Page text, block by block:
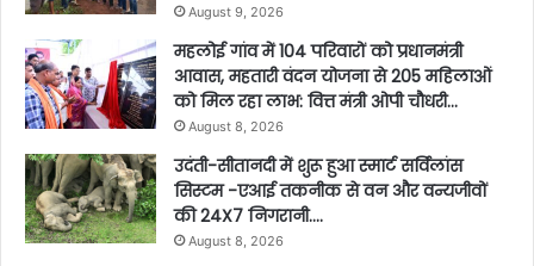
August 9, 2026
महलोई गांव में 104 परिवारों को प्रधानमंत्री
आवास, महतारी वंदन योजना से 205 महिलाओं
को मिल रहा लाभ: वित्त मंत्री ओपी चौधरी…
August 8, 2026
उदंती-सीतानदी में शुरू हुआ स्मार्ट सर्विलांस
सिस्टम -एआई तकनीक से वन और वन्यजीवों
की 24X7 निगरानी….
August 8, 2026